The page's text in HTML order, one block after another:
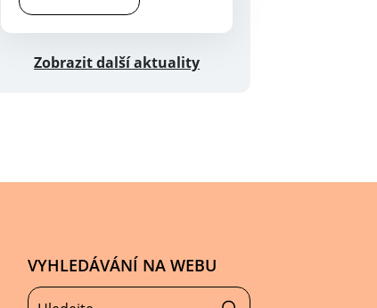
Zobrazit další aktuality
VYHLEDÁVÁNÍ NA WEBU